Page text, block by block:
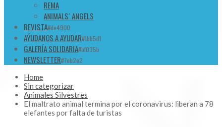
REMA
ANIMALS´ ANGELS
REVISTA#de4900
AÝUDANOS A AYUDAR#1bb5d1
GALERÍA SOLIDARIA#bf035b
NEWSLETTER#7eb2e2
Home
Sin categorizar
Animales Silvestres
El maltrato animal termina por el coronavirus: liberan a 78
elefantes por falta de turistas